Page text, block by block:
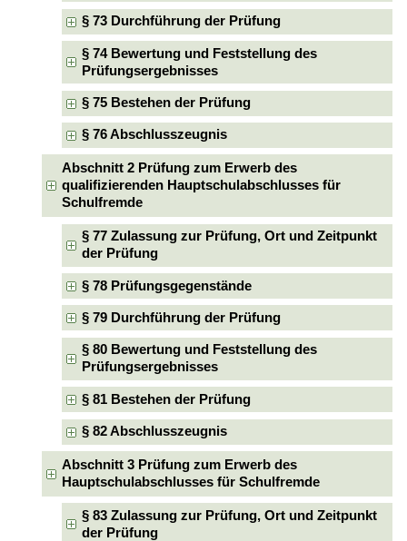
§ 73 Durchführung der Prüfung
§ 74 Bewertung und Feststellung des
Prüfungsergebnisses
§ 75 Bestehen der Prüfung
§ 76 Abschlusszeugnis
Abschnitt 2 Prüfung zum Erwerb des
qualifizierenden Hauptschulabschlusses für
Schulfremde
§ 77 Zulassung zur Prüfung, Ort und Zeitpunkt
der Prüfung
§ 78 Prüfungsgegenstände
§ 79 Durchführung der Prüfung
§ 80 Bewertung und Feststellung des
Prüfungsergebnisses
§ 81 Bestehen der Prüfung
§ 82 Abschlusszeugnis
Abschnitt 3 Prüfung zum Erwerb des
Hauptschulabschlusses für Schulfremde
§ 83 Zulassung zur Prüfung, Ort und Zeitpunkt
der Prüfung